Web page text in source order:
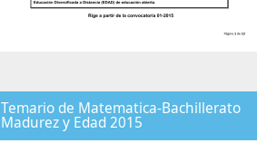
Temario de Matematica-Bachillerato
Madurez y Edad 2015